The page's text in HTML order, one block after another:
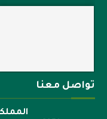
تواصل معنا